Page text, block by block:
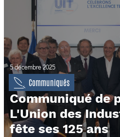
5 décembre 2025
Communiqués
Communiqué de
L'Union des
fête ses 125 ans